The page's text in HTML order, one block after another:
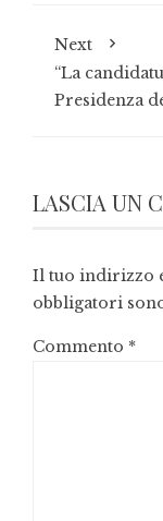
Next
“La
Presidenza
LASCIA UN
Il tuo indirizzo
obbligatori
Commento *